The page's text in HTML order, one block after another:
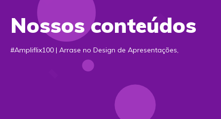
Nossos conteúdos
#Ampliflix100 | Arrase no Design de Apresentações,